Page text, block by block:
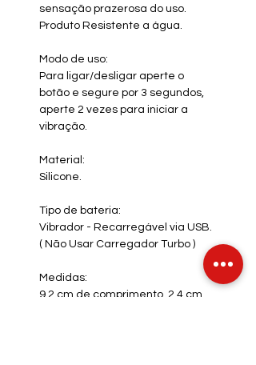
sensação prazerosa do uso.
Produto Resistente a água.
Modo de uso:
Para ligar/desligar aperte o
botão e segure por 3 segundos,
aperte 2 vezes para iniciar a
vibração.
Material:
Silicone.
Tipo de bateria:
Vibrador - Recarregável via USB.
( Não Usar Carregador Turbo )
Medidas:
9,2 cm de comprimento, 2,4 cm